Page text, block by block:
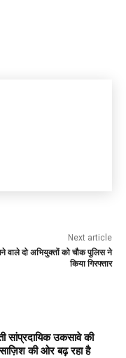
Next article
वाले दो अभियुक्तों को चौक पुलिस ने
किया गिरफ्तार
सांप्रदायिक उकसावे की
साज़िश की ओर बढ़ रहा है